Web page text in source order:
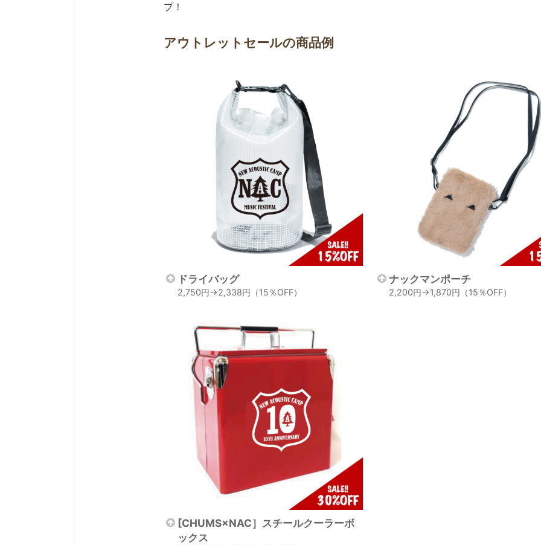
プ！
アウトレットセールの商品例
ドライバッグ
2,750円→2,338円（15％OFF）
ナックマンポーチ
2,200円→1,870円（15％OFF）
[CHUMS×NAC］スチールクーラーボ
ックス